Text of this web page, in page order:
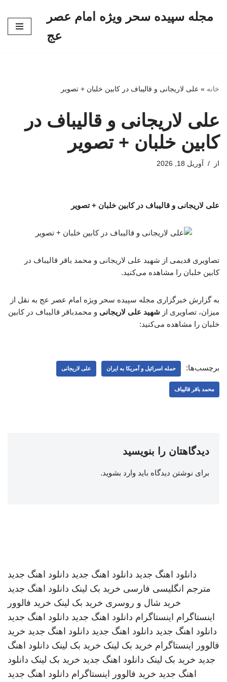
مجله سپیده سحر ویژه امام عصر
عج
خانه » علی لاریجانی و قالیباف در کابین خلبان + تصویر
علی لاریجانی و قالیباف در
کابین خلبان + تصویر
از آوریل 18, 2026
علی لاریجانی و قالیباف در کابین خلبان + تصویر
تصاویری قدیمی از شهید علی لاریجانی و محمد باقر قالیباف در
کابین خلبان را مشاهده می‌کنید.
به گزارش خبرگزاری مجله سپیده سحر ویژه امام عصر عج به نقل از
میزان، تصاویری از شهید علی لاریجانی و محمدباقر قالیباف در کابین
خلبان را مشاهده می‌کنید:
برچسب‌ها: حمله اسرائیل و آمریکا به ایران علی لاریجانی
محمد باقر قالیباف
دیدگاهتان را بنویسید
برای نوشتن دیدگاه باید وارد بشوید.
دانلود اهنگ جدید دانلود اهنگ جدید دانلود اهنگ جدید
مترجم انگلیسی فارسی خرید بک لینک دانلود اهنگ جدید
خرید شال و روسری خرید بک لینک خرید فالوور
اینستاگرام اینستاگرام دانلود اهنگ جدید دانلود اهنگ جدید
دانلود اهنگ جدید دانلود اهنگ جدید دانلود اهنگ جدید خرید
فالوور اینستاگرام خرید بک لینک خرید بک لینک دانلود اهنگ
جدید خرید بک لینک دانلود اهنگ جدید خرید بک لینک دانلود
اهنگ جدید خرید فالوور اینستاگرام دانلود اهنگ جدید